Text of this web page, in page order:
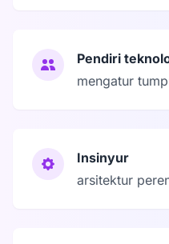
Pendiri
mengatur
Insinyur
arsitektur